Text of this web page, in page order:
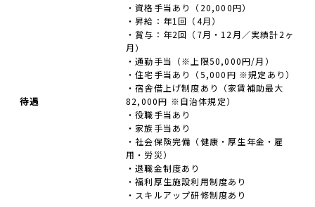
待遇
・資格手当あり（20,000円）
・昇給：年1回（4月）
・賞与：年2回（7月・12月／実績計2ヶ
月）
・通勤手当（※上限50,000円/月）
・住宅手当あり（5,000円 ※規定あり）
・宿舎借上げ制度あり（家賃補助最大
82,000円 ※自治体規定）
・役職手当あり
・家族手当あり
・社会保険完備（健康・厚生年金・雇
用・労災）
・退職金制度あり
・福利厚生施設利用制度あり
・スキルアップ研修制度あり